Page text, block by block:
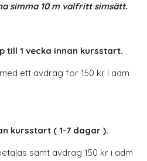
simma 10 m valfritt simsätt.
till 1 vecka innan kursstart.
ett avdrag för 150 kr i adm
kursstart ( 1-7 dagar ).
samt avdrag 150 kr i adm